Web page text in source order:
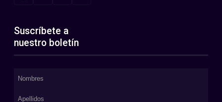
Suscríbete a
nuestro boletín